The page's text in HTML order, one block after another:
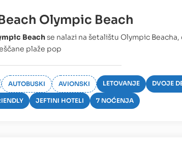
Olympic Beach
Beachse nalazi na šetalištu Olympic Beacha,
plaže pop
AUTOBUSKI AVIONSKI LETOVANJE DVOJE
JEFTINI HOTELI 7 NOĆENJA